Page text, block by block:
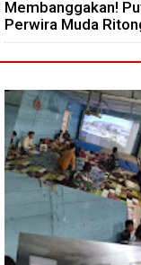
Membanggakan!
Perwira Muda